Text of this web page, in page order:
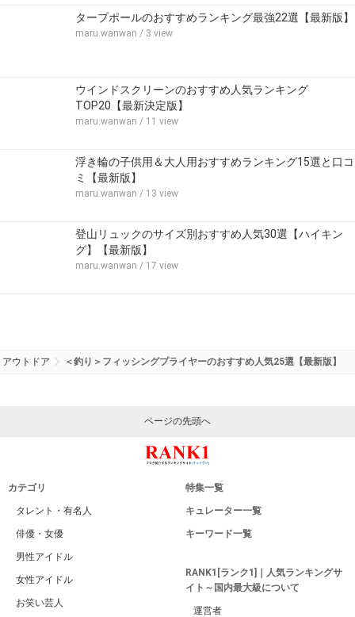
タープポールのおすすめランキング最強22選【最新版】
maru.wanwan / 3 view
ウインドスクリーンのおすすめ人気ランキング
TOP20【最新決定版】
maru.wanwan / 11 view
浮き輪の子供用＆大人用おすすめランキング15選と口コ
ミ【最新版】
maru.wanwan / 13 view
登山リュックのサイズ別おすすめ人気30選【ハイキン
グ】【最新版】
maru.wanwan / 17 view
アウトドア ＜釣り＞フィッシングプライヤーのおすすめ人気25選【最新版】
ページの先頭へ
カテゴリ
タレント・有名人
俳優・女優
男性アイドル
女性アイドル
お笑い芸人
特集一覧
キュレーター一覧
キーワード一覧
RANK1[ランク1]｜人気ランキングサ
イト～国内最大級について
運営者